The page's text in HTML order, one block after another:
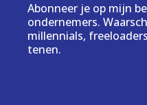
Abonneer je op mijn
ondernemers.
millennials,
tenen.